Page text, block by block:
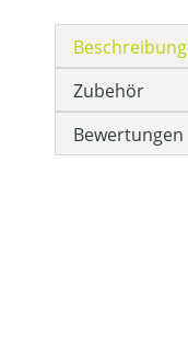
Beschreibung
Zubehör
Bewertungen